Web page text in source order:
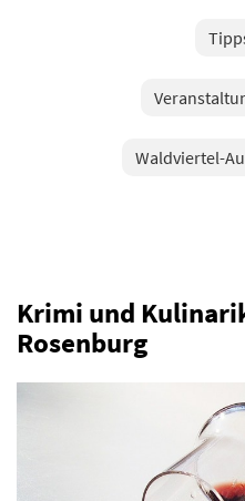
Waldviertel-
Krimi und
Rosenburg